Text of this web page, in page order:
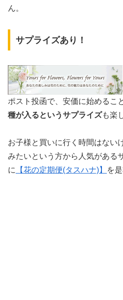
ん。
サプライズあり！
ポスト投函で、安価に始めるこ
種が入るというサプライズも楽
お子様と買いに行く時間はない
みたいという方から人気がある
に 【花の定期便(タスハナ)】 を